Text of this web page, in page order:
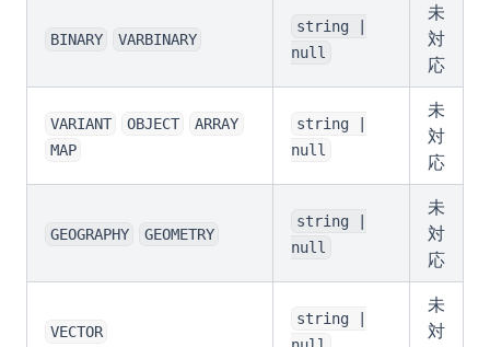
BINARY VARBINARY
string |
null
未
対
応
VARIANT OBJECT
ARRAY
MAP
string |
null
未
対
応
GEOGRAPHY GEOMETRY
string |
null
未
対
応
VECTOR
string |
未
対